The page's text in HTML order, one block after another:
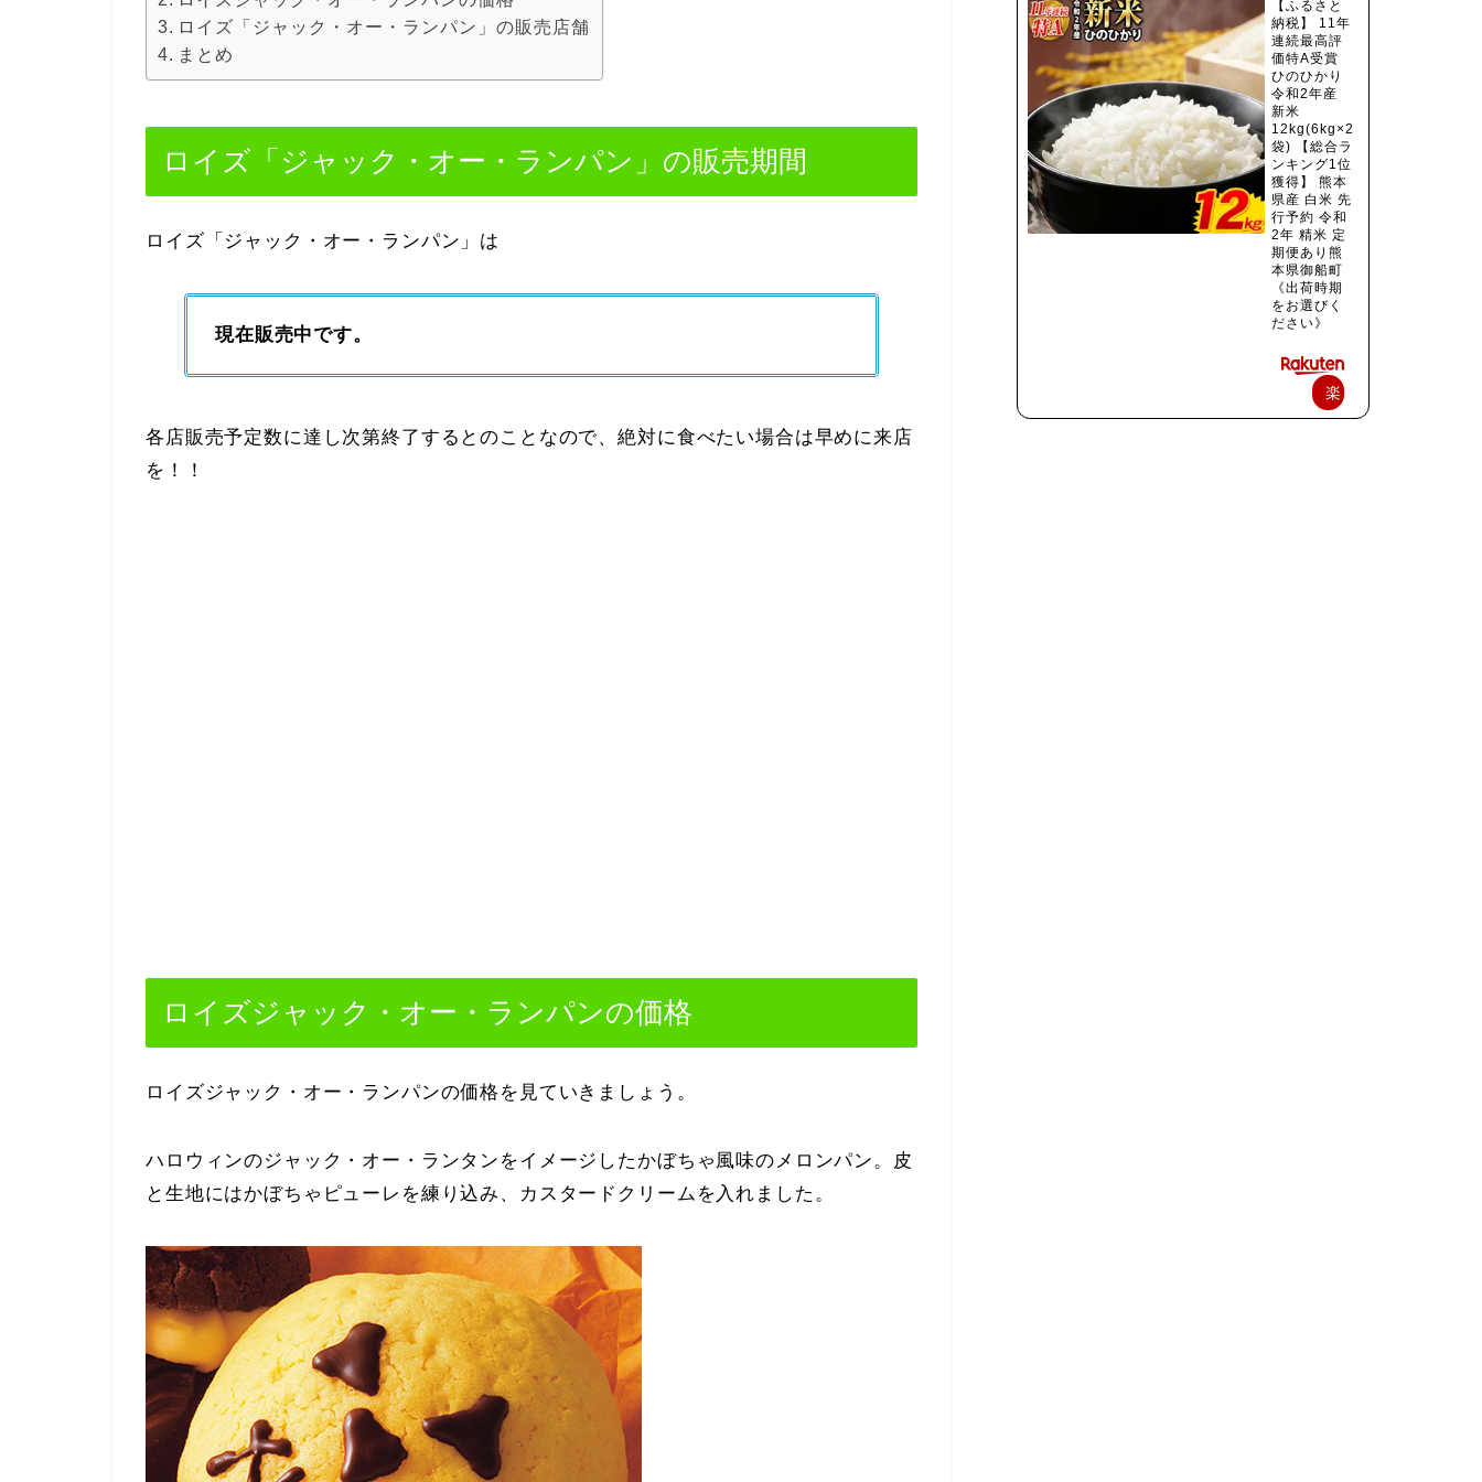
ロイズ「ジャック・オー・ランパン」の販売店舗
まとめ
ロイズ「ジャック・オー・ランパン」の販売期間
ロイズ「ジャック・オー・ランパン」は
現在販売中です。
各店販売予定数に達し次第終了するとのことなので、絶対に食べたい場合は早めに来店
を！！
ロイズジャック・オー・ランパンの価格
ロイズジャック・オー・ランパンの価格を見ていきましょう。
ハロウィンのジャック・オー・ランタンをイメージしたかぼちゃ風味のメロンパン。皮
と生地にはかぼちゃピューレを練り込み、カスタードクリームを入れました。
【ふるさと
納税】 11年
連続最高評
価特A受賞
ひのひかり
令和2年産
新米
12kg(6kg×2
袋) 【総合ラ
ンキング1位
獲得】 熊本
県産 白米 先
行予約 令和
2年 精米 定
期便あり熊
本県御船町
《出荷時期
をお選びく
ださい》
楽